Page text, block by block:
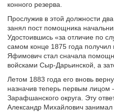
конного резерва.
Прослужив в этой должности
занял пост помощника
Удостоившись «за отличие по
самом конце 1875 года
Яфимович стал сначала
войсками Сыр-Дарьинской, а
Летом 1883 года его вновь
назначив теперь первым лицом
Зарафшанского округа. Эту
Александр Михайлович